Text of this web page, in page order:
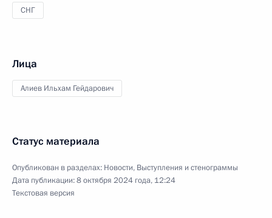
СНГ
Лица
Алиев Ильхам Гейдарович
Статус материала
Опубликован в разделах: Новости, Выступления и стенограммы
Дата публикации:8 октября 2024 года, 12:24
Текстовая версия